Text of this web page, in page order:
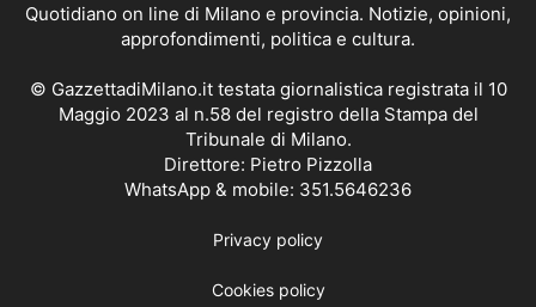
Quotidiano on line di Milano e provincia. Notizie, opinioni,
approfondimenti, politica e cultura.
© GazzettadiMilano.it testata giornalistica registrata il 10
Maggio 2023 al n.58 del registro della Stampa del
Tribunale di Milano.
Direttore: Pietro Pizzolla
WhatsApp & mobile: 351.5646236
Privacy policy
Cookies policy